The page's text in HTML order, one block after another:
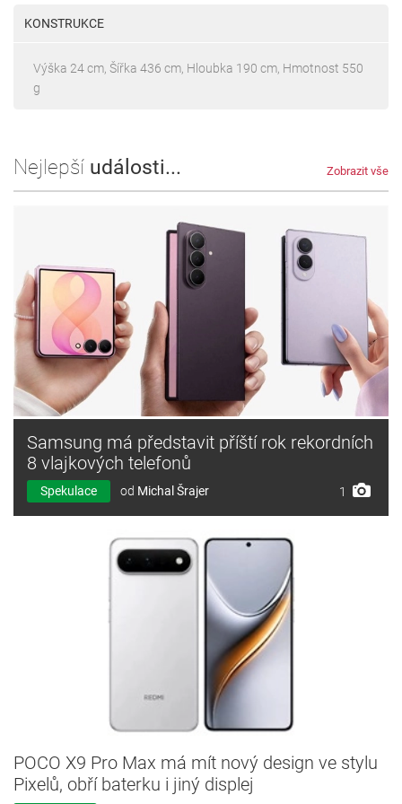
KONSTRUKCE
Výška 24 cm, Šířka 436 cm, Hloubka 190 cm, Hmotnost 550
g
Nejlepší události... Zobrazit vše
Samsung má představit příští rok rekordních
8 vlajkových telefonů
Spekulace od Michal Šrajer 1
POCO X9 Pro Max má mít nový design ve stylu
Pixelů, obří baterku i jiný displej